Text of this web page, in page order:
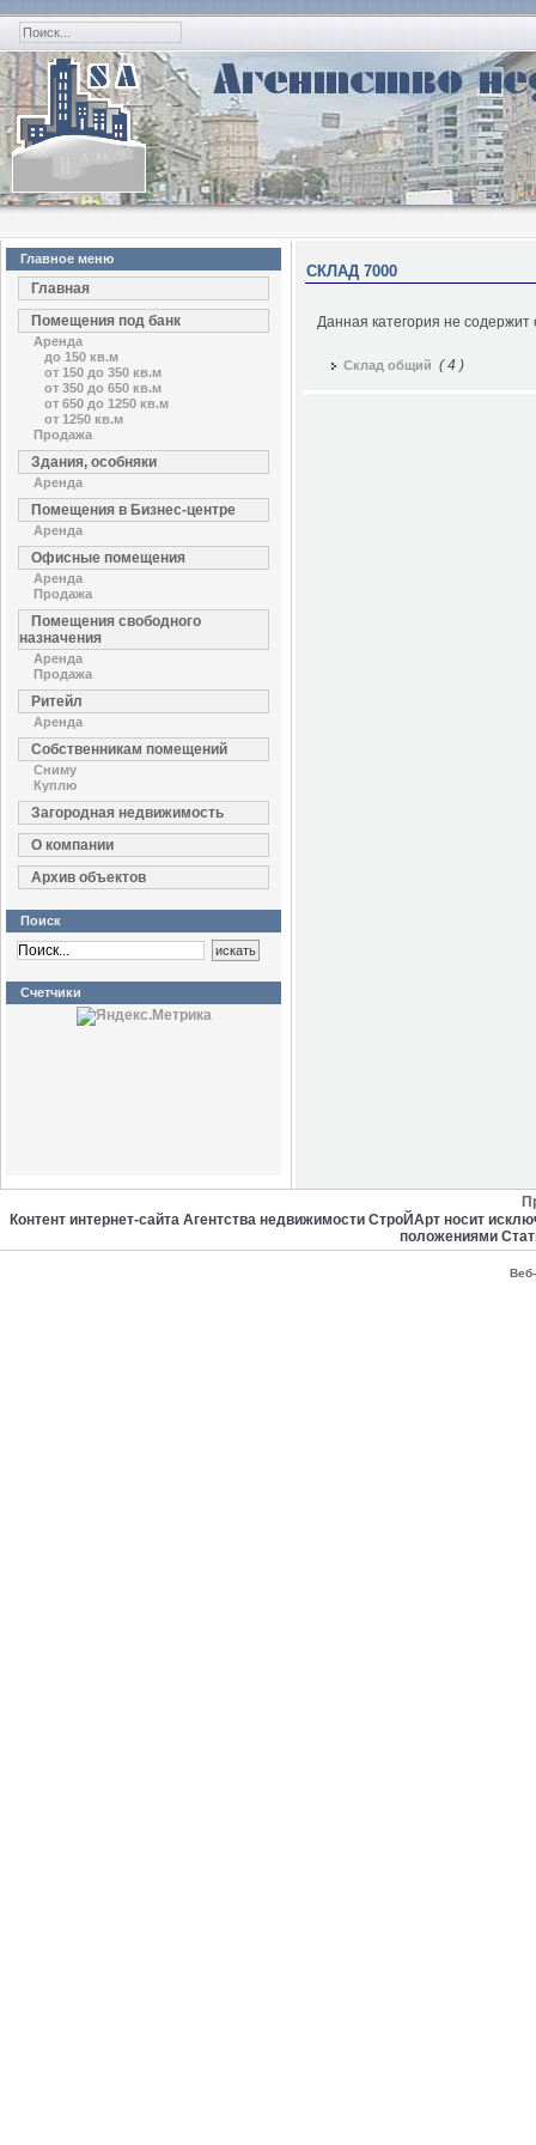
Главное меню
Главная
Помещения под банк
Аренда
до 150 кв.м
от 150 до 350 кв.м
от 350 до 650 кв.м
от 650 до 1250 кв.м
от 1250 кв.м
Продажа
Здания, особняки
Аренда
Помещения в Бизнес-центре
Аренда
Офисные помещения
Аренда
Продажа
Помещения свободного
назначения
Аренда
Продажа
Ритейл
Аренда
Собственникам помещений
Сниму
Куплю
Загородная недвижимость
О компании
Архив объектов
Поиск
Счетчики
СКЛАД 7000
Данная категория не содержит
Склад общий ( 4 )
Контент интернет-сайта Агентства недвижимости СтроЙАрт носит
положениями